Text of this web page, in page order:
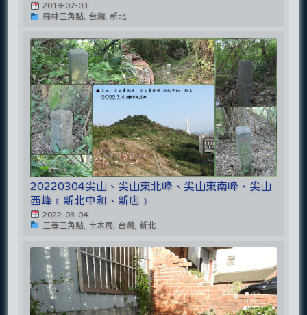
2019-07-03
森林三角點, 台灣, 新北
20220304尖山、尖山東北峰、尖山東南峰、尖山
西峰﹝新北中和、新店﹞
2022-03-04
三等三角點, 土木局, 台灣, 新北